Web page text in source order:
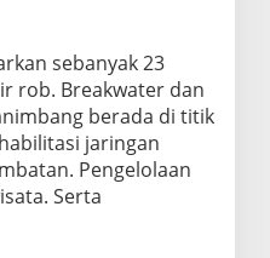
sebanyak 23
rob. Breakwater dan
berada di titik
jaringan
Pengelolaan
Serta